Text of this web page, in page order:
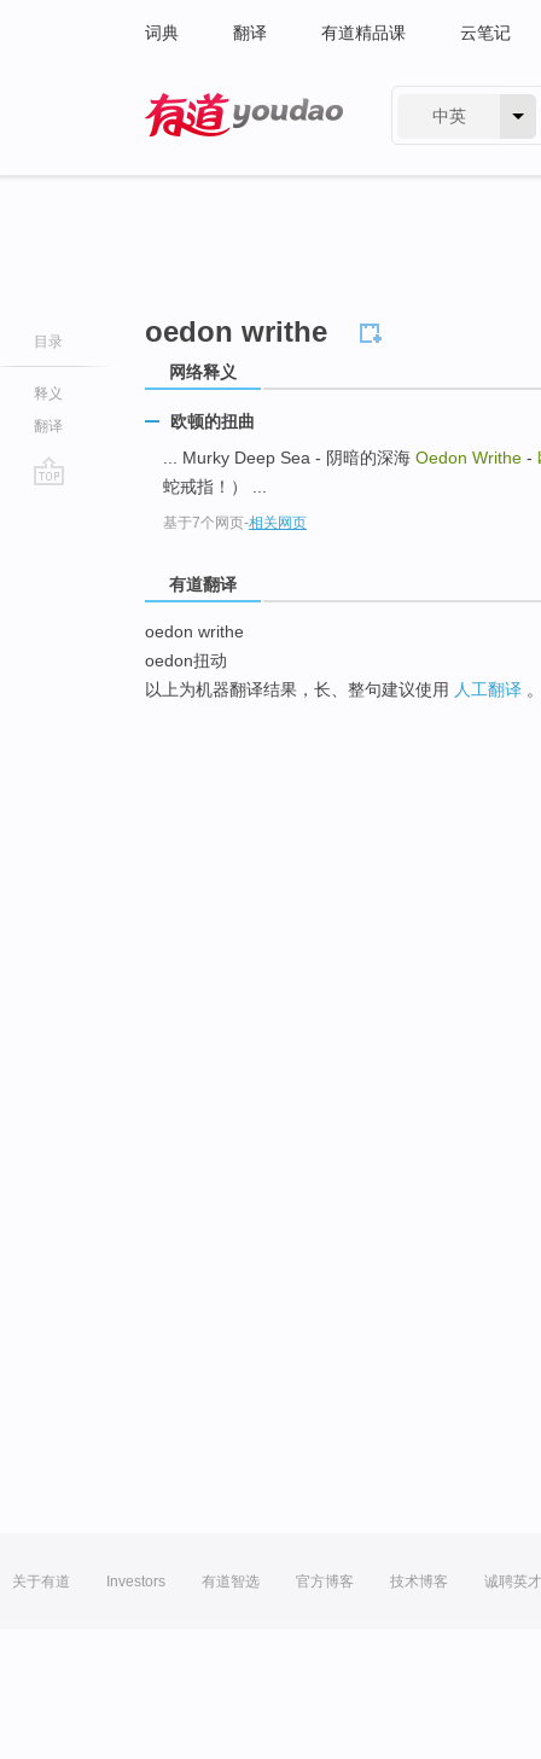
词典 翻译 有道精品课 云笔记
中英
目录
释义
翻译
oedon writhe
网络释义
欧顿的扭曲
... Murky Deep Sea - 阴暗的深海 Oedon Writhe -
蛇戒指！） ...
基于7个网页-相关网页
有道翻译
oedon writhe
oedon扭动
以上为机器翻译结果，长、整句建议使用 人工翻译
关于有道 Investors 有道智选 官方博客 技术博客 诚聘英才